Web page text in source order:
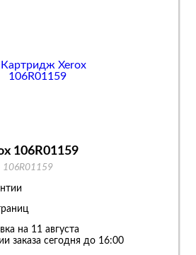
106R01159
106R01159
на 11 августа
заказа сегодня до 16:00